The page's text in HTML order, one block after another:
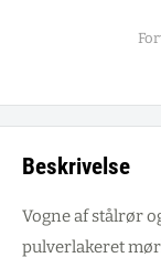
Beskrivelse
Vogne af stålrør
pulverlakeret